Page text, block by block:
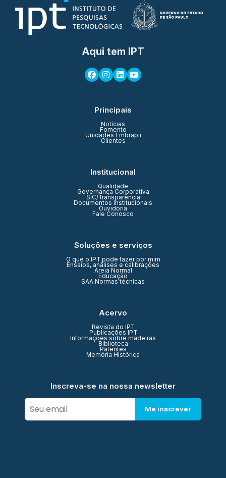
Aqui tem IPT
Principais
Notícias
Fomento
Unidades Embrapii
Clientes
Institucional
Qualidade
Governança Corporativa
SIC/Transparência
Documentos Institucionais
Ouvidoria
Fale Conosco
Soluções e serviços
O que o IPT pode fazer por mim
Ensaios, análises e calibrações
Areia Normal
Educação
SAA Normas técnicas
Acervo
Revista do IPT
Publicações IPT
Informações sobre madeiras
Biblioteca
Patentes
Memória Histórica
Inscreva-se na nossa newsletter
Me inscrever